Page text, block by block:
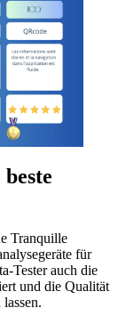
Tranquille
für
Tester auch die
und die Qualität